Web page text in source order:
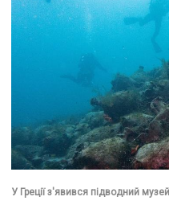
У Греції з'явився підводний